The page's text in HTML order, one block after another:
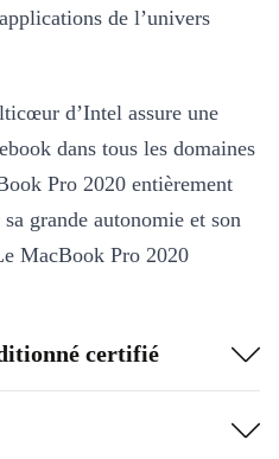
de l’univers
d’Intel assure une
dans tous les domaines
Pro 2020 entièrement
grande autonomie et son
MacBook Pro 2020
compagnon pour la route,
certifié